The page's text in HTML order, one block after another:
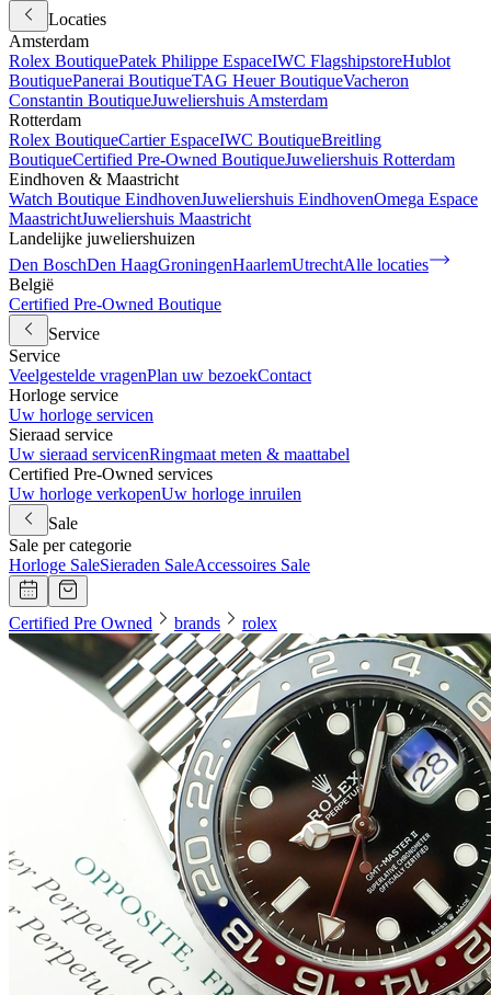
Locaties
Amsterdam
Rolex BoutiquePatek Philippe EspaceIWC FlagshipstoreHublot
BoutiquePanerai BoutiqueTAG Heuer BoutiqueVacheron
Constantin BoutiqueJuweliershuis Amsterdam
Rotterdam
Rolex BoutiqueCartier EspaceIWC BoutiqueBreitling
BoutiqueCertified Pre-Owned BoutiqueJuweliershuis Rotterdam
Eindhoven & Maastricht
Watch Boutique EindhovenJuweliershuis EindhovenOmega Espace
MaastrichtJuweliershuis Maastricht
Landelijke juweliershuizen
Den BoschDen HaagGroningenHaarlemUtrechtAlle locaties
België
Certified Pre-Owned Boutique
Service
Service
Veelgestelde vragenPlan uw bezoekContact
Horloge service
Uw horloge servicen
Sieraad service
Uw sieraad servicenRingmaat meten & maattabel
Certified Pre-Owned services
Uw horloge verkopenUw horloge inruilen
Sale
Sale per categorie
Horloge SaleSieraden SaleAccessoires Sale
Certified Pre Owned brands rolex